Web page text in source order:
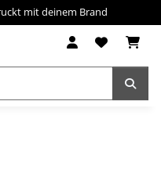
mit deinem Brand